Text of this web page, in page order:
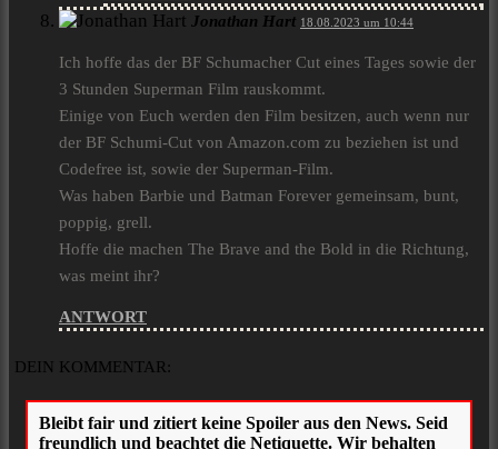
Jonathan Hart 18.08.2023 um 10:44
Ich hoffe das der BF Schumacher Cut eines Tages sowie der
3 Stunden Superman Film rauskommt.
Einige von Euch werden den Film besitzen, auch wenn nur
der BF Schumi-Cut von Amazon.com zu beziehen ist und
Codefree ist, sowie der Superman-Film.
Was haben Barbie und Batman Forever gemeinsam, bunt,
poppig, grell.
Hoffe die machen The Brave and the Bold in die Richtung,
was meint ihr?
ANTWORT
DEIN KOMMENTAR: